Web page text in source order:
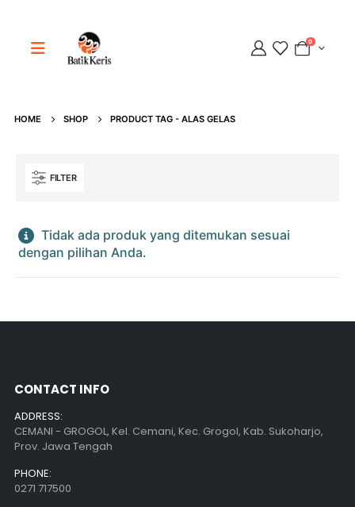
0
HOME SHOP PRODUCT TAG - ALAS GELAS
FILTER
Tidak ada produk yang ditemukan sesuai
dengan pilihan Anda.
CONTACT INFO
ADDRESS:
CEMANI - GROGOL, Kel. Cemani, Kec. Grogol, Kab. Sukoharjo,
Prov. Jawa Tengah
PHONE:
0271 717500